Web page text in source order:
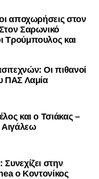
οι αποχωρήσεις στον
Σαρωνικό
Τρούμπουλος και
Οι πιθανοί
ΠΑΣ Λαμία
και ο Τσιάκας –
Αιγάλεω
στην
ο Κοντονίκος